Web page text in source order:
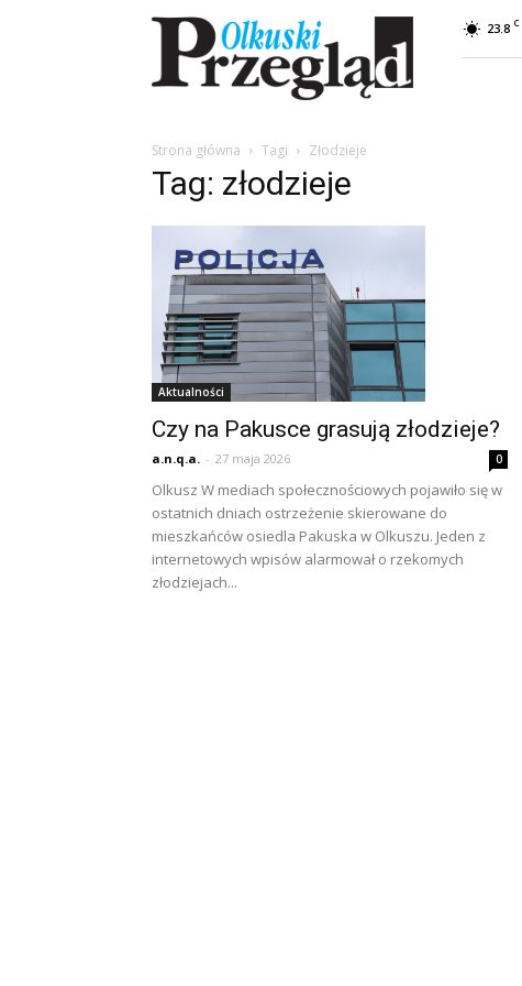
Przegląd
Olkuski
23.8 C
Strona główna Tagi Złodzieje
Tag: złodzieje
Aktualności
Czy na Pakusce grasują złodzieje?
a.n.q.a. - 27 maja 2026 0
Olkusz W mediach społecznościowych pojawiło się w
ostatnich dniach ostrzeżenie skierowane do
mieszkańców osiedla Pakuska w Olkuszu. Jeden z
internetowych wpisów alarmował o rzekomych
złodziejach...